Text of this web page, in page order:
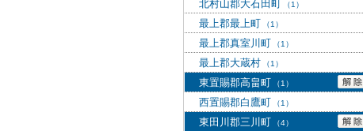
北村山郡大石田町 （1）
最上郡最上町 （1）
最上郡真室川町 （1）
最上郡大蔵村 （1）
東置賜郡高畠町 （1）
西置賜郡白鷹町 （1）
東田川郡三川町 （4）